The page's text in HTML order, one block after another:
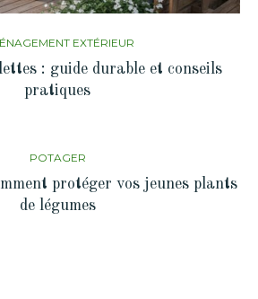
EXTÉRIEUR
: guide durable et conseils
pratiques
POTAGER
protéger vos jeunes plants
de légumes